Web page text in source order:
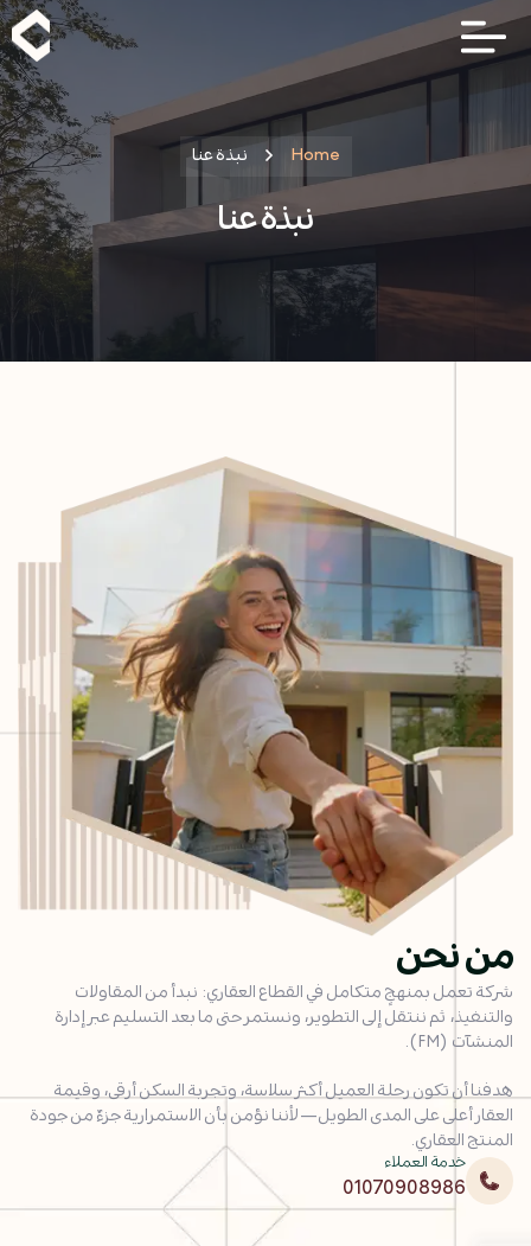
نبذة عنا
Home نبذة عنا
من نحن
شركة تعمل بمنهجٍ متكامل في القطاع العقاري: نبدأ من المقاولات
والتنفيذ، ثم ننتقل إلى التطوير، ونستمر حتى ما بعد التسليم عبر إدارة
المنشآت (FM).
هدفنا أن تكون رحلة العميل أكثر سلاسة، وتجربة السكن أرقى، وقيمة
العقار أعلى على المدى الطويل—لأننا نؤمن بأن الاستمرارية جزءٌ من جودة
المنتج العقاري.
خدمة العملاء
01070908986